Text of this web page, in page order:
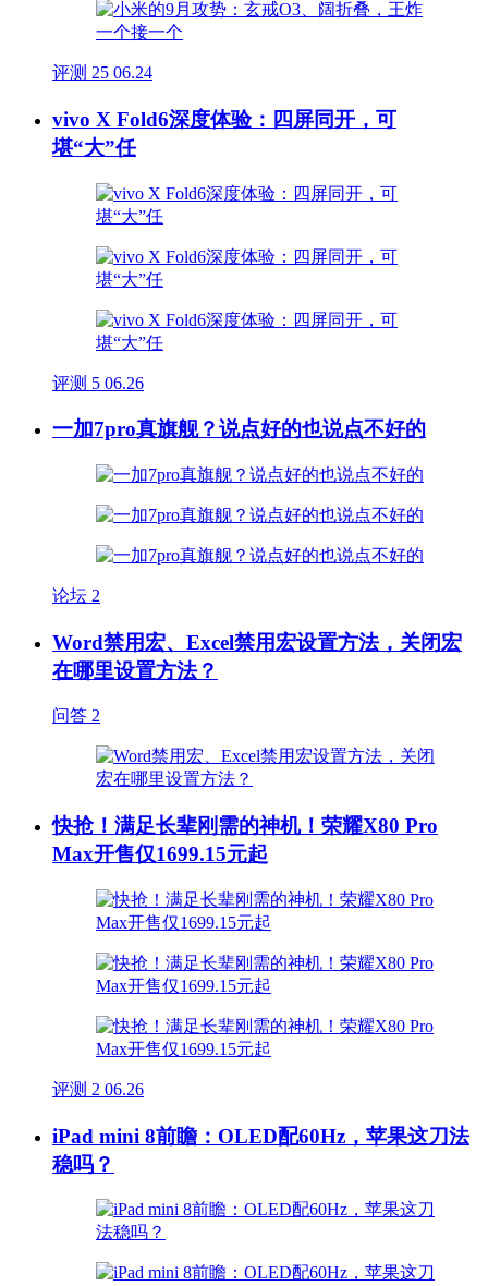
评测 25 06.24
vivo X Fold6深度体验：四屏同开，可
堪“大”任
评测 5 06.26
一加7pro真旗舰？说点好的也说点不好的
论坛 2
Word禁用宏、Excel禁用宏设置方法，关闭宏
在哪里设置方法？
问答 2
快抢！满足长辈刚需的神机！荣耀X80 Pro
Max开售仅1699.15元起
评测 2 06.26
iPad mini 8前瞻：OLED配60Hz，苹果这刀法
稳吗？